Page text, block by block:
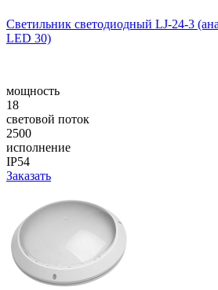
Cветильник cветодиодный LJ-24-3
LED 30)
мощность
18
световой поток
2500
исполнение
IP54
Заказать